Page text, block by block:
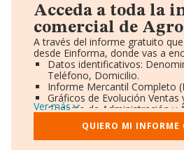
Acceda a toda la
comercial de
A través del informe gratuito
desde Einforma, donde vas a
Datos identificativos:
Teléfono, Domicilio.
Informe Mercantil Completo
Gráficos de Evolución Ventas
Consejo de Administración y
Directivos y Ejecutivos.
Accionistas.
Participaciones y
Ver más
QUIERO MI INFORME